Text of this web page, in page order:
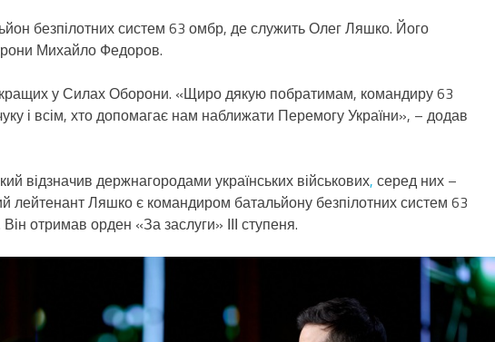
безпілотних систем 63 омбр, де служить Олег Ляшко. Його
Михайло Федоров.
кращих у Силах Оборони. «Щиро дякую побратимам, командиру 63
і всім, хто допомагає нам наближати Перемогу України», – додав
відзначив держнагородами українських військових, серед них –
Ляшко є командиром батальйону безпілотних систем 63
отримав орден «За заслуги» ІІІ ступеня.